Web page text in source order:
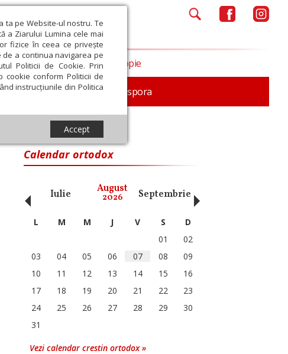
ta pe Website-ul nostru. Te
a Ziarului Lumina cele mai
fizice în ceea ce privește
a continua navigarea pe
Politicii de Cookie. Prin
cookie conform Politicii de
instrucțiunile din Politica
Accept
In memoriam Diaspora
Opinii Filantropie
Calendar ortodox
Iulie August
2026 Septembrie Octombrie
‹ L M M J V S
D
01
02
03
04 05 06 07 08
09
10
11 12 13 14 15
16
17
18 19 20 21 22
23
24
25 26 27 28 29
30
31
Vezi calendar crestin ortodox »